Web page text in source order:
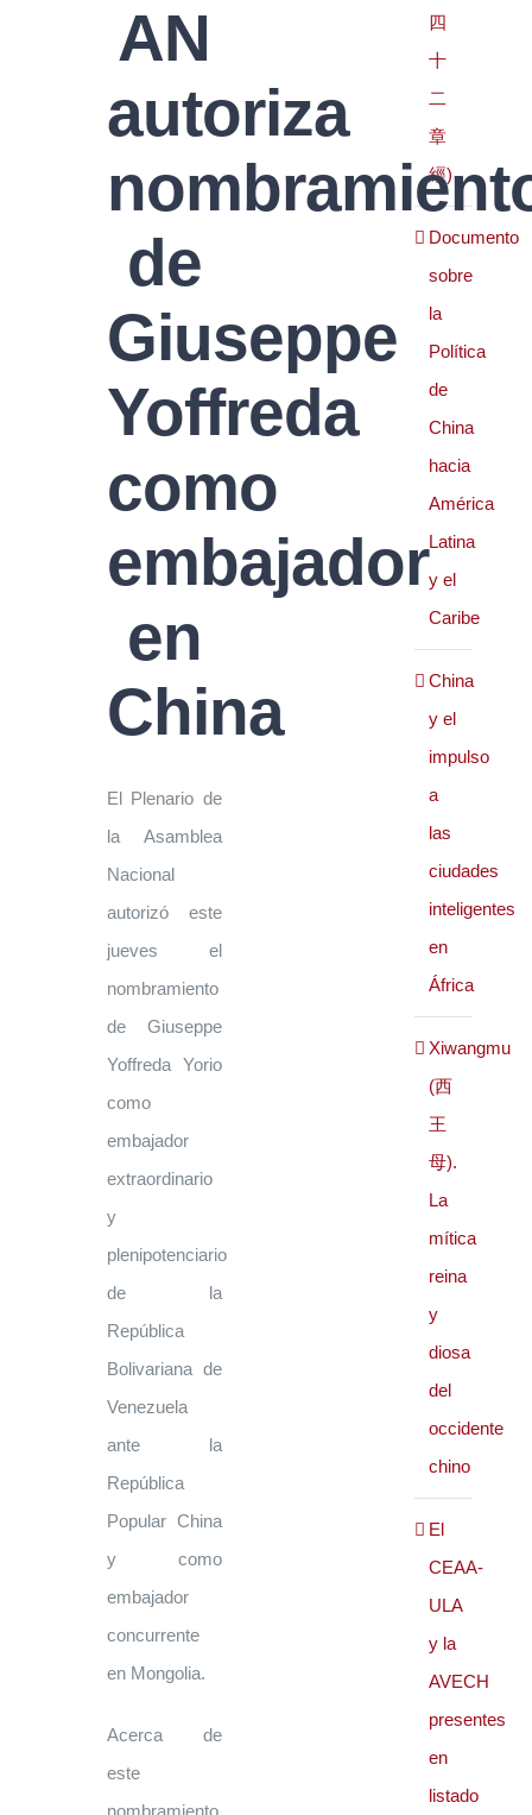
AN
autoriza
de
Giuseppe
Yoffreda
como
embajador
en
China
El Plenario de
la Asamblea
Nacional
autorizó este
jueves el
nombramiento
de Giuseppe
Yoffreda Yorio
como
embajador
extraordinario
y
plenipotenciario
de la
República
Bolivariana de
Venezuela
ante la
República
Popular China
y como
embajador
concurrente
en Mongolia.
Acerca de
este
nombramiento,
四
十
二
章
經)
Documento
sobre
la
Política
de
China
hacia
América
Latina
y el
Caribe
China
y el
impulso
a
las
ciudades
inteligentes
en
África
Xiwangmu
(西
王
母).
La
mítica
reina
y
diosa
del
occidente
chino
El
CEAA-
ULA
y la
AVECH
presentes
en
listado